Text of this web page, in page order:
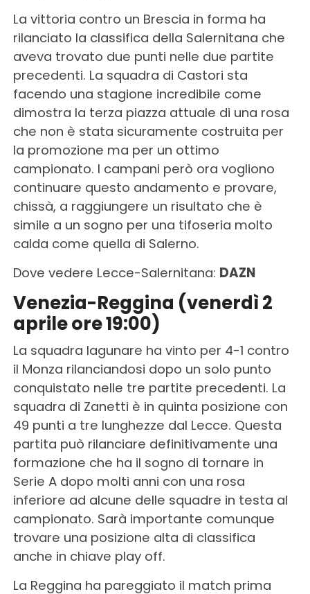
La vittoria contro un Brescia in forma ha
rilanciato la classifica della Salernitana che
aveva trovato due punti nelle due partite
precedenti. La squadra di Castori sta
facendo una stagione incredibile come
dimostra la terza piazza attuale di una rosa
che non è stata sicuramente costruita per
la promozione ma per un ottimo
campionato. I campani però ora vogliono
continuare questo andamento e provare,
chissà, a raggiungere un risultato che è
simile a un sogno per una tifoseria molto
calda come quella di Salerno.
Dove vedere Lecce-Salernitana: DAZN
Venezia-Reggina (venerdì 2
aprile ore 19:00)
La squadra lagunare ha vinto per 4-1 contro
il Monza rilanciandosi dopo un solo punto
conquistato nelle tre partite precedenti. La
squadra di Zanetti è in quinta posizione con
49 punti a tre lunghezze dal Lecce. Questa
partita può rilanciare definitivamente una
formazione che ha il sogno di tornare in
Serie A dopo molti anni con una rosa
inferiore ad alcune delle squadre in testa al
campionato. Sarà importante comunque
trovare una posizione alta di classifica
anche in chiave play off.
La Reggina ha pareggiato il match prima